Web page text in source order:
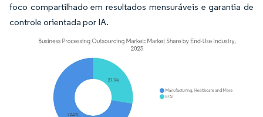
foco compartilhado em resultados mensuráveis e garantia de
controle orientada por IA.